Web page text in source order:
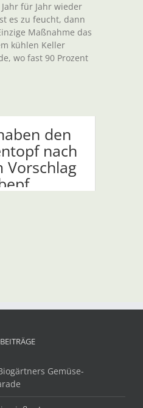
für Jahr wieder
es zu feucht, dann
Maßnahme das
kühlen Keller
wo fast 90 Prozent
den
nach
Vorschlag
Gemüse-